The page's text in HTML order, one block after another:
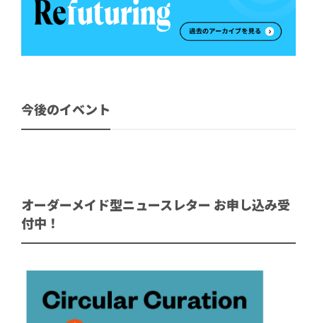
今後のイベント
オーダーメイド型ニュースレター お申し込み受
付中！